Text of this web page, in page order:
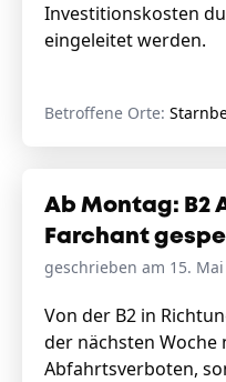
Investitionskosten
eingeleitet werden.
Betroffene Orte:
Ab Montag: B2
Farchant
geschrieben am 15.
Von der B2 in
der nächsten
Abfahrtsverboten,